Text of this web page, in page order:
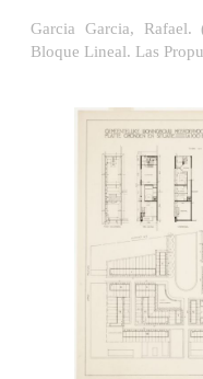
Garcia Garcia,
Bloque Lineal. Las